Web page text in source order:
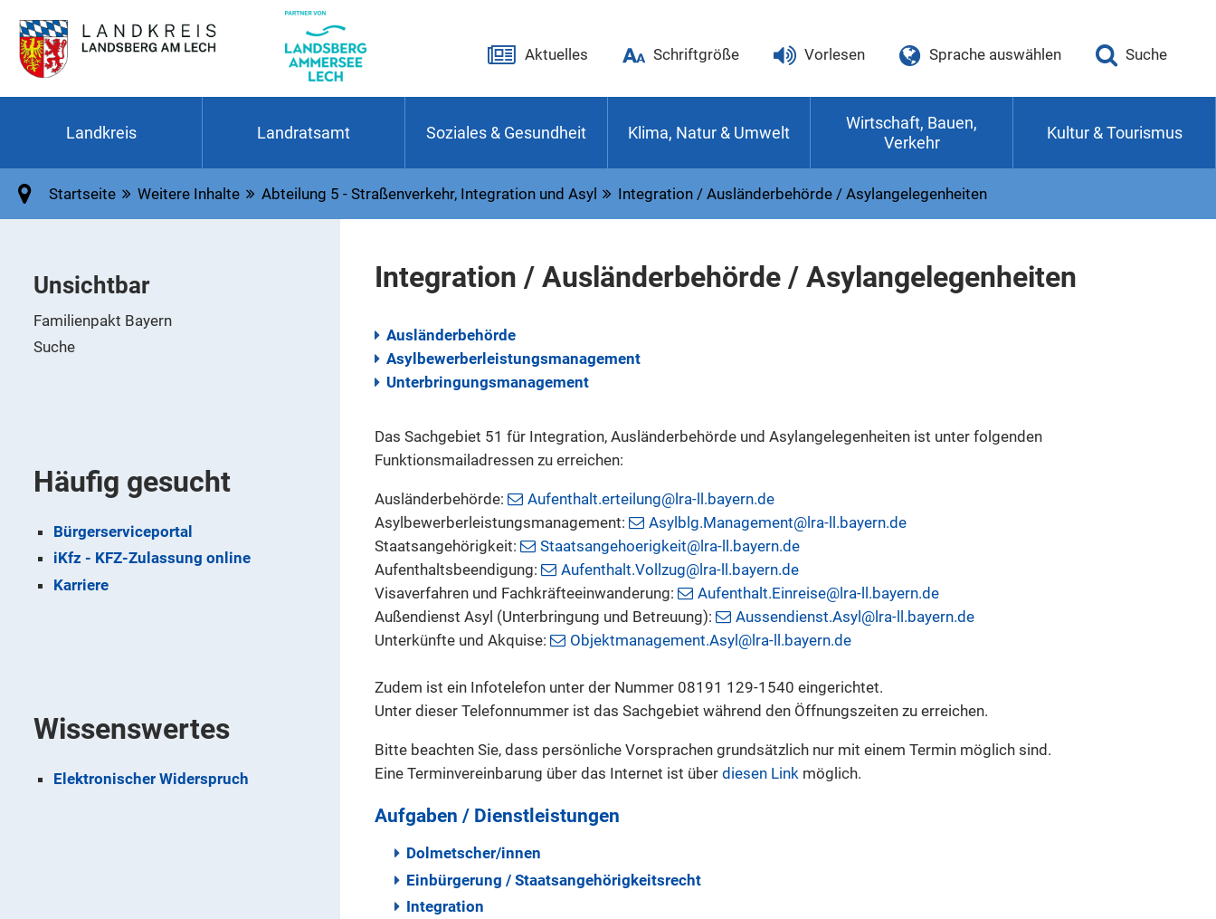
Aktuelles Schriftgröße Vorlesen Sprache auswählen Suche
Landkreis Landratsamt Soziales & Gesundheit Klima, Natur & Umwelt
Wirtschaft, Bauen,
Verkehr
Kultur & Tourismus
Startseite Weitere Inhalte Abteilung 5 - Straßenverkehr, Integration und Asyl Integration / Ausländerbehörde / Asylangelegenheiten
Integration / Ausländerbehörde / Asylangelegenheiten
Ausländerbehörde
Asylbewerberleistungsmanagement
Unterbringungsmanagement
Das Sachgebiet 51 für Integration, Ausländerbehörde und Asylangelegenheiten ist unter folgenden
Funktionsmailadressen zu erreichen:
Ausländerbehörde:
Aufenthalt.erteilung@lra-ll.bayern.de
Asylbewerberleistungsmanagement:
Asylblg.Management@lra-ll.bayern.de
Staatsangehörigkeit:
Staatsangehoerigkeit@lra-ll.bayern.de
Aufenthaltsbeendigung:
Aufenthalt.Vollzug@lra-ll.bayern.de
Visaverfahren und Fachkräfteeinwanderung:
Aufenthalt.Einreise@lra-ll.bayern.de
Außendienst Asyl (Unterbringung und Betreuung):
Aussendienst.Asyl@lra-ll.bayern.de
Unterkünfte und Akquise:
Objektmanagement.Asyl@lra-ll.bayern.de
Zudem ist ein Infotelefon unter der Nummer 08191 129-1540 eingerichtet.
Unter dieser Telefonnummer ist das Sachgebiet während den Öffnungszeiten zu erreichen.
Bitte beachten Sie, dass persönliche Vorsprachen grundsätzlich nur mit einem Termin möglich sind.
Eine Terminvereinbarung über das Internet ist über diesen Link möglich.
Aufgaben / Dienstleistungen
Dolmetscher/innen
Einbürgerung / Staatsangehörigkeitsrecht
Integration
Unsichtbar
Familienpakt Bayern
Suche
Häufig gesucht
Bürgerserviceportal
iKfz - KFZ-Zulassung online
Karriere
Wissenswertes
Elektronischer Widerspruch